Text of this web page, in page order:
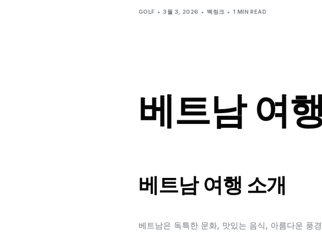
GOLF 3월 3, 2026 백링크 1 MIN READ
베트남 여
베트남 여행 소개
베트남은 독특한 문화, 맛있는 음식, 아름다운 풍